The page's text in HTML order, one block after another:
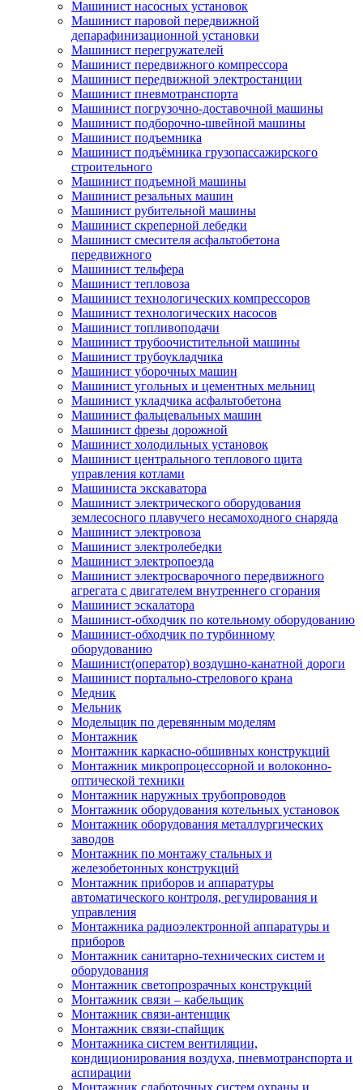
Машинист насосных установок
Машинист паровой передвижной
депарафинизационной установки
Машинист перегружателей
Машинист передвижного компрессора
Машинист передвижной электростанции
Машинист пневмотранспорта
Машинист погрузочно-доставочной машины
Машинист подборочно-швейной машины
Машинист подъемника
Машинист подъёмника грузопассажирского
строительного
Машинист подъемной машины
Машинист резальных машин
Машинист рубительной машины
Машинист скреперной лебедки
Машинист смесителя асфальтобетона
передвижного
Машинист тельфера
Машинист тепловоза
Машинист технологических компрессоров
Машинист технологических насосов
Машинист топливоподачи
Машинист трубоочистительной машины
Машинист трубоукладчика
Машинист уборочных машин
Машинист угольных и цементных мельниц
Машинист укладчика асфальтобетона
Машинист фальцевальных машин
Машинист фрезы дорожной
Машинист холодильных установок
Машинист центрального теплового щита
управления котлами
Машиниста экскаватора
Машинист электрического оборудования
землесосного плавучего несамоходного снаряда
Машинист электровоза
Машинист электролебедки
Машинист электропоезда
Машинист электросварочного передвижного
агрегата с двигателем внутреннего сгорания
Машинист эскалатора
Машинист-обходчик по котельному оборудованию
Машинист-обходчик по турбинному
оборудованию
Машинист(оператор) воздушно-канатной дороги
Машинист портально-стрелового крана
Медник
Мельник
Модельщик по деревянным моделям
Монтажник
Монтажник каркасно-обшивных конструкций
Монтажник микропроцессорной и волоконно-
оптической техники
Монтажник наружных трубопроводов
Монтажник оборудования котельных установок
Монтажник оборудования металлургических
заводов
Монтажник по монтажу стальных и
железобетонных конструкций
Монтажник приборов и аппаратуры
автоматического контроля, регулирования и
управления
Монтажника радиоэлектронной аппаратуры и
приборов
Монтажник санитарно-технических систем и
оборудования
Монтажник светопрозрачных конструкций
Монтажник связи – кабельщик
Монтажник связи-антенщик
Монтажник связи-спайщик
Монтажника систем вентиляции,
кондиционирования воздуха, пневмотранспорта и
аспирации
Монтажник слаботочных систем охраны и